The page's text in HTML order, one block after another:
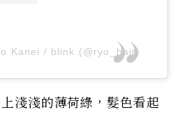
Kanei / blink (@ryo_hair)
淺淺的薄荷綠，髮色看起